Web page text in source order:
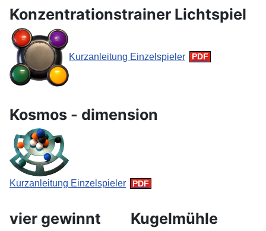
Konzentrationstrainer Lichtspiel
Kurzanleitung Einzelspieler
Kosmos - dimension
Kurzanleitung Einzelspieler
vier gewinnt Kugelmühle